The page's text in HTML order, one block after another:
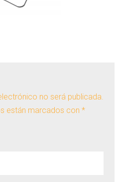
no será publicada.
están marcados con *